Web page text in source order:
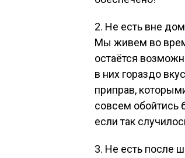
2. Не есть вне
Мы живем во
остаётся
в них гораздо
приправ,
совсем обойтись
если так
3. Не есть после